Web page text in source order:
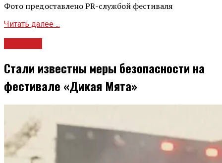
Фото предоставлено PR-службой фестиваля
Читать далее ...
Стали известны меры безопасности на
фестивале «Дикая Мята»